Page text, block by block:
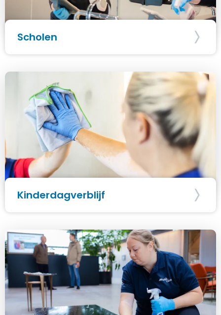
Scholen
Kinderdagverblijf